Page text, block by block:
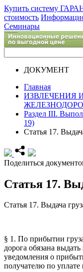
Купить систему
стоимость
Семинары
ДОКУМЕНТ
Главная
ИЗВЛЕЧЕНИЯ
Раздел III.
19)
Статья 17.
Поделиться
Статья 17.
Статья 17. Выдача
§ 1. По прибытии
дорога обязана
уведомления о
получателю по уплате